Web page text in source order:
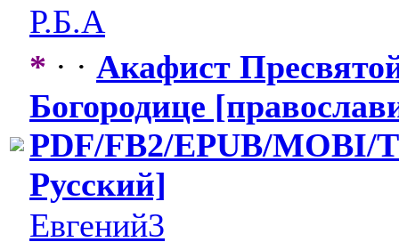
Р.Б.А
* · · Акафист
Богородице
PDF/FB2/EPUB​/MOBI/
Русский]
Евгений3